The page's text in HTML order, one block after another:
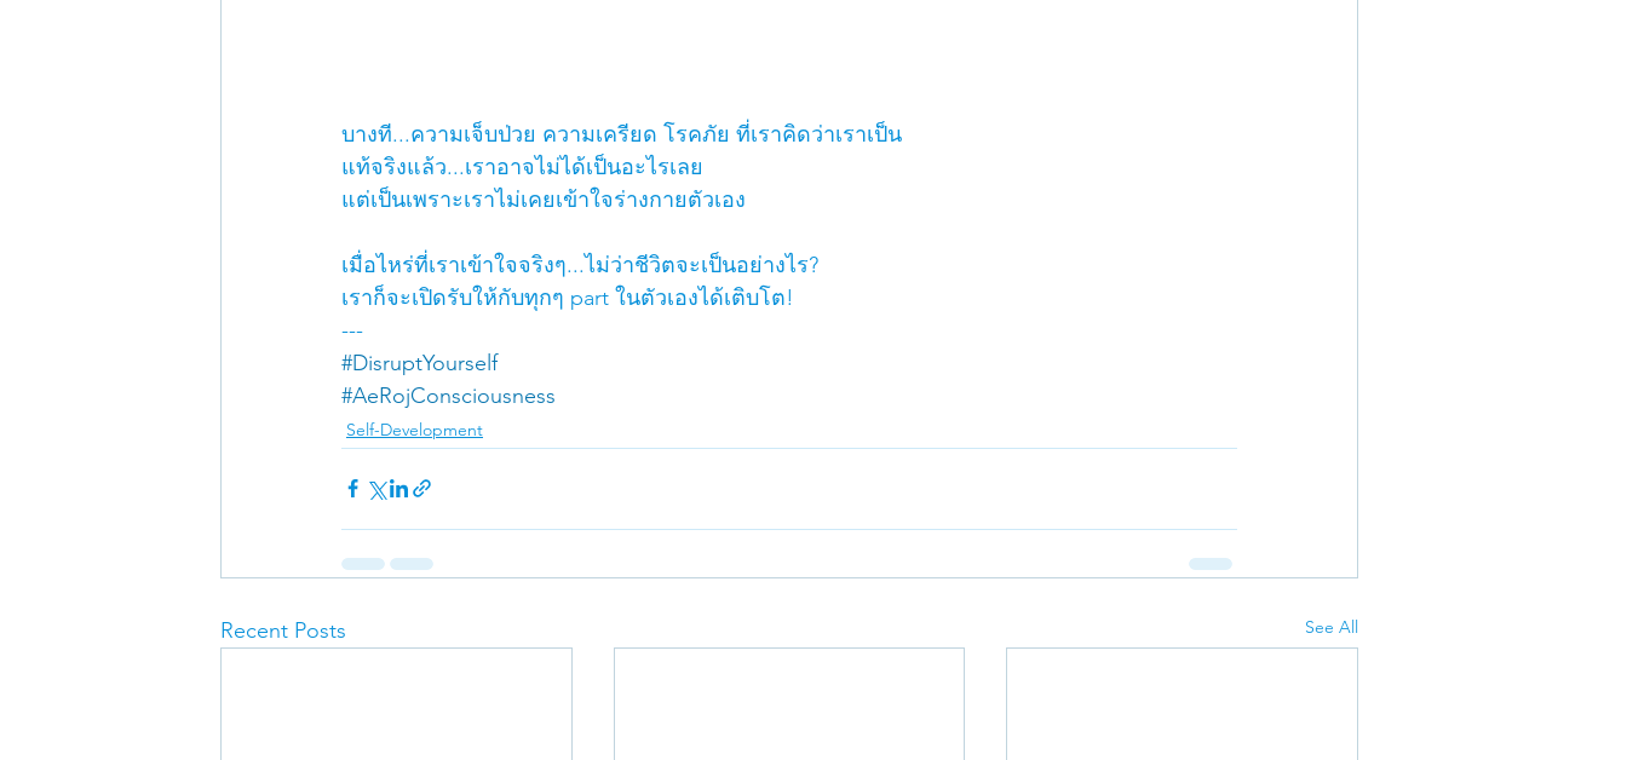
บางที...ความเจ็บป่วย ความเครียด โรคภัย ที่เราคิดว่าเราเป็น
แท้จริงแล้ว...เราอาจไม่ได้เป็นอะไรเลย
แต่เป็นเพราะเราไม่เคยเข้าใจร่างกายตัวเอง
เมื่อไหร่ที่เราเข้าใจจริงๆ...ไม่ว่าชีวิตจะเป็นอย่างไร?
เราก็จะเปิดรับให้กับทุกๆ part ในตัวเองได้เติบโต!
---
#DisruptYourself
#AeRojConsciousness
Self-Development
Recent Posts See All